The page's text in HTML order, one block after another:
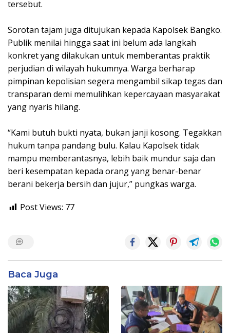
tersebut.
Sorotan tajam juga ditujukan kepada Kapolsek Bangko.
Publik menilai hingga saat ini belum ada langkah
konkret yang dilakukan untuk memberantas praktik
perjudian di wilayah hukumnya. Warga berharap
pimpinan kepolisian segera mengambil sikap tegas dan
transparan demi memulihkan kepercayaan masyarakat
yang nyaris hilang.
“Kami butuh bukti nyata, bukan janji kosong. Tegakkan
hukum tanpa pandang bulu. Kalau Kapolsek tidak
mampu memberantasnya, lebih baik mundur saja dan
beri kesempatan kepada orang yang benar-benar
berani bekerja bersih dan jujur,” pungkas warga.
Post Views: 77
Baca Juga